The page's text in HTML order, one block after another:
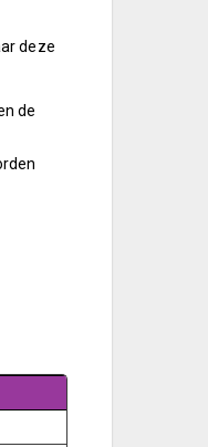
deze
de